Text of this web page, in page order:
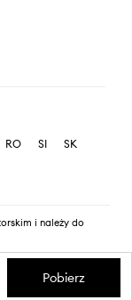
RO SI
SK
i należy do
Pobierz